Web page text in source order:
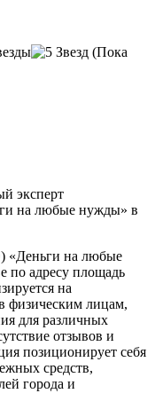
(Пока
эксперт
на любые нужды» в
«Деньги на любые
по адресу площадь
на
физическим лицам,
для различных
отзывов и
позиционирует себя
средств,
города и